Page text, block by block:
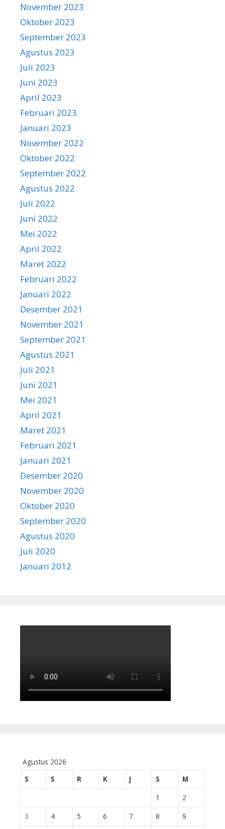
November 2023
Oktober 2023
September 2023
Agustus 2023
Juli 2023
Juni 2023
April 2023
Februari 2023
Januari 2023
November 2022
Oktober 2022
September 2022
Agustus 2022
Juli 2022
Juni 2022
Mei 2022
April 2022
Maret 2022
Februari 2022
Januari 2022
Desember 2021
November 2021
September 2021
Agustus 2021
Juli 2021
Juni 2021
Mei 2021
April 2021
Maret 2021
Februari 2021
Januari 2021
Desember 2020
November 2020
Oktober 2020
September 2020
Agustus 2020
Juli 2020
Januari 2012
Agustus 2026
S
S R K J S
M
1
2
3
4 5 6 7 8 9